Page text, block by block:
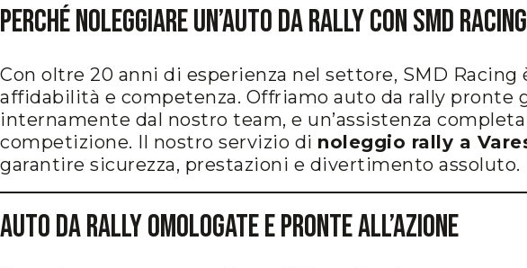
Perché Noleggiare un’Auto da Rally con SMD Racing
Con oltre 20 anni di esperienza nel settore, SMD Racing
affidabilità e competenza. Offriamo auto da rally pronte
internamente dal nostro team, e un’assistenza
competizione. Il nostro servizio di noleggio rally a
garantire sicurezza, prestazioni e divertimento assoluto.
Auto da Rally Omologate e Pronte all’Azione